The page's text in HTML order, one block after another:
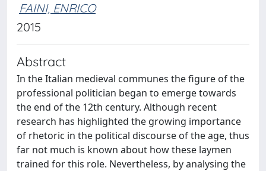
FAINI, ENRICO
2015
Abstract
In the Italian medieval communes the figure of the
professional politician began to emerge towards
the end of the 12th century. Although recent
research has highlighted the growing importance
of rhetoric in the political discourse of the age, thus
far not much is known about how these laymen
trained for this role. Nevertheless, by analysing the